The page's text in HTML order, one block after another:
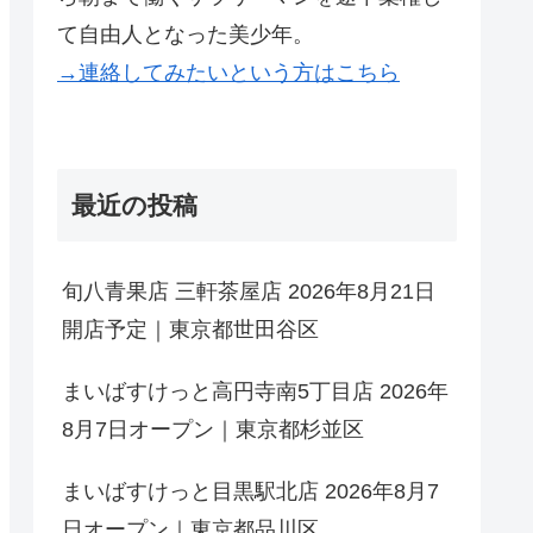
て自由人となった美少年。
→連絡してみたいという方はこちら
最近の投稿
旬八青果店 三軒茶屋店 2026年8月21日
開店予定｜東京都世田谷区
まいばすけっと高円寺南5丁目店 2026年
8月7日オープン｜東京都杉並区
まいばすけっと目黒駅北店 2026年8月7